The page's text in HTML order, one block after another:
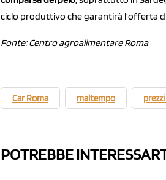
ciclo produttivo che garantirà l’offerta
Fonte: Centro agroalimentare Roma
Car Roma maltempo
POTREBBE